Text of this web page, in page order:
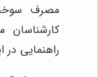
مصرف
کارشناسان
راهنمایی در